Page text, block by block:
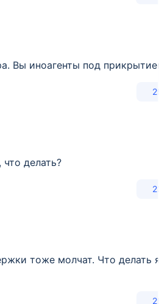
Вы иноагенты под прикрытием
29
делать?
23
тоже молчат. Что делать я
29